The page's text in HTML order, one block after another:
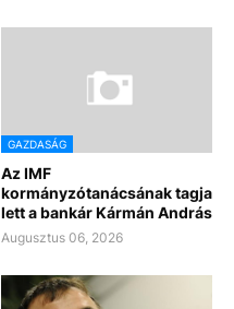
GAZDASÁG
Az IMF
kormányzótanácsának tagja
lett a bankár Kármán András
Augusztus 06, 2026